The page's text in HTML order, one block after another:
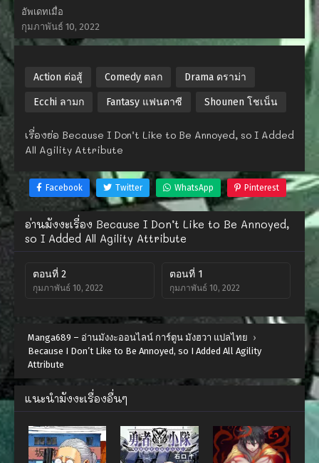
อัพเดทเมื่อ
กุมภาพันธ์ 10, 2022
Action ต่อสู้ Comedy ตลก Drama ดราม่า
Ecchi ลามก Fantasy แฟนตาซี Shounen โชเน็น
เรื่องย่อ Because I Don’t Like to Be Annoyed, so I Added
All Agility Attribute
Facebook Twitter WhatsApp Pinterest
อ่านมังงะเรื่อง Because I Don’t Like to Be Annoyed,
so I Added All Agility Attribute
ตอนที่ 2
กุมภาพันธ์ 10, 2022
ตอนที่ 1
กุมภาพันธ์ 10, 2022
Manga689 – อ่านมังงะออนไลน์ การ์ตูน มังฮวา แปลไทย ›
Because I Don’t Like to Be Annoyed, so I Added All Agility
Attribute
แนะนำมังงะเรื่องอื่นๆ